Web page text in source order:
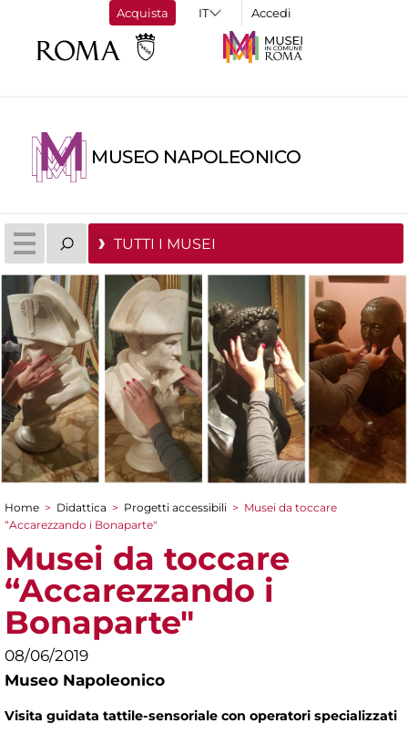
Acquista Accedi
MUSEO NAPOLEONICO
TUTTI I MUSEI
Tu sei qui
Home > Didattica > Progetti accessibili > Musei da toccare
“Accarezzando i Bonaparte"
Musei da toccare
“Accarezzando i
Bonaparte"
08/06/2019
Museo Napoleonico
Visita guidata tattile-sensoriale con operatori specializzati